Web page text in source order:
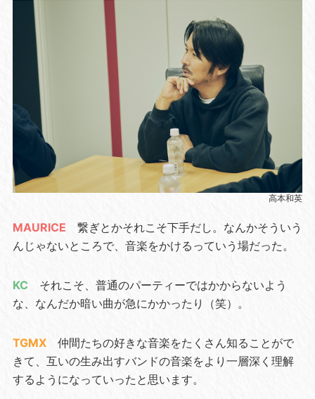
高本和英
MAURICE
繋ぎとかそれこそ下手だし。なんかそういう
んじゃないところで、音楽をかけるっていう場だった。
KC
それこそ、普通のパーティーではかからないよう
な、なんだか暗い曲が急にかかったり（笑）。
TGMX
仲間たちの好きな音楽をたくさん知ることがで
きて、互いの生み出すバンドの音楽をより一層深く理解
するようになっていったと思います。